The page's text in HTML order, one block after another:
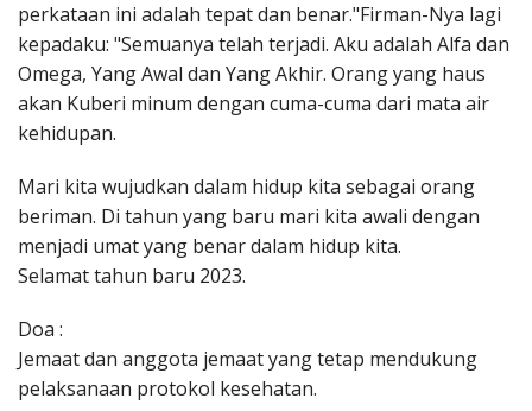
perkataan ini adalah tepat dan benar."Firman-Nya lagi
kepadaku: "Semuanya telah terjadi. Aku adalah Alfa dan
Omega, Yang Awal dan Yang Akhir. Orang yang haus
akan Kuberi minum dengan cuma-cuma dari mata air
kehidupan.
Mari kita wujudkan dalam hidup kita sebagai orang
beriman. Di tahun yang baru mari kita awali dengan
menjadi umat yang benar dalam hidup kita.
Selamat tahun baru 2023.
Doa :
Jemaat dan anggota jemaat yang tetap mendukung
pelaksanaan protokol kesehatan.